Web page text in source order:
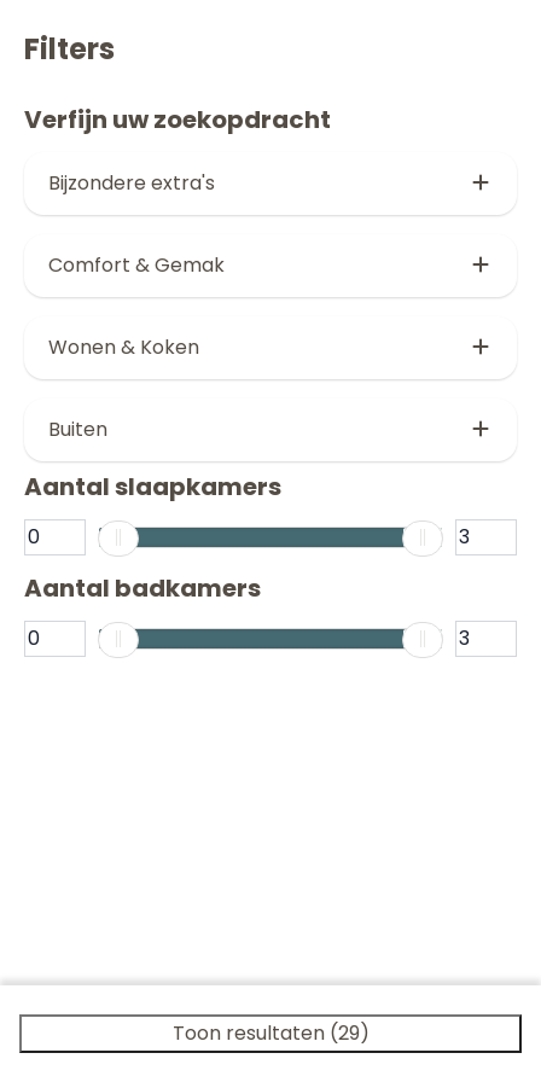
Filters
Verfijn uw zoekopdracht
Bijzondere extra's
Glazen serre (8)
2 honden welkom (19)
Comfort & Gemak
Airconditioning (7)
Wonen & Koken
Buiten
Open terras (10)
Omheind terras (11)
Aantal slaapkamers
Aantal badkamers
Toon resultaten (29)